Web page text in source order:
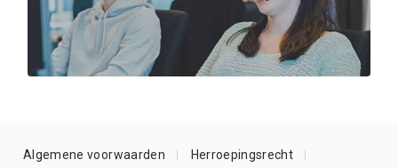
Algemene voorwaarden Herroepingsrecht